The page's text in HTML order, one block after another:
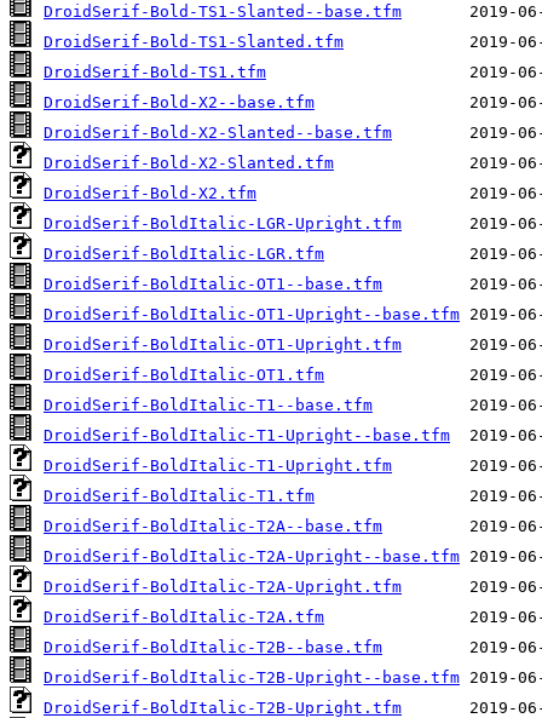
DroidSerif-Bold-TS1-Slanted--base.tfm
DroidSerif-Bold-TS1-Slanted.tfm
DroidSerif-Bold-TS1.tfm
DroidSerif-Bold-X2--base.tfm
DroidSerif-Bold-X2-Slanted--base.tfm
DroidSerif-Bold-X2-Slanted.tfm
DroidSerif-Bold-X2.tfm
DroidSerif-BoldItalic-LGR-Upright.tfm
DroidSerif-BoldItalic-LGR.tfm
DroidSerif-BoldItalic-OT1--base.tfm
DroidSerif-BoldItalic-OT1-Upright--base.tfm
DroidSerif-BoldItalic-OT1-Upright.tfm
DroidSerif-BoldItalic-OT1.tfm
DroidSerif-BoldItalic-T1--base.tfm
DroidSerif-BoldItalic-T1-Upright--base.tfm
DroidSerif-BoldItalic-T1-Upright.tfm
DroidSerif-BoldItalic-T1.tfm
DroidSerif-BoldItalic-T2A--base.tfm
DroidSerif-BoldItalic-T2A-Upright--base.tfm
DroidSerif-BoldItalic-T2A-Upright.tfm
DroidSerif-BoldItalic-T2A.tfm
DroidSerif-BoldItalic-T2B--base.tfm
DroidSerif-BoldItalic-T2B-Upright--base.tfm
DroidSerif-BoldItalic-T2B-Upright.tfm